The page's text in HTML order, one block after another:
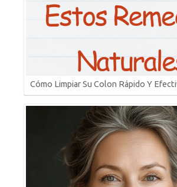
Cómo Limpiar Su Colon Rápido Y